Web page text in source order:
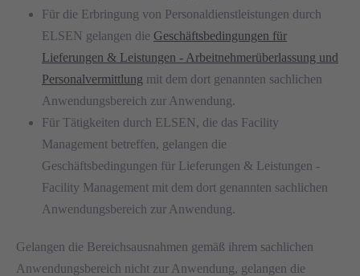
Für die Erbringung von Personaldienstleistungen durch
ELSEN gelangen die Geschäftsbedingungen für
Lieferungen & Leistungen - Arbeitnehmerüberlassung und
Personalvermittlung mit dem dort genannten sachlichen
Anwendungsbereich zur Anwendung.
Für Tätigkeiten durch ELSEN, die das Facility
Management betreffen, gelangen die
Geschäftsbedingungen für Lieferungen & Leistungen -
Facility Management mit dem dort genannten sachlichen
Anwendungsbereich zur Anwendung.
Gelangen die Bereichsausnahmen gemäß ihrem sachlichen
Anwendungsbereich nicht zur Anwendung, gelangen die